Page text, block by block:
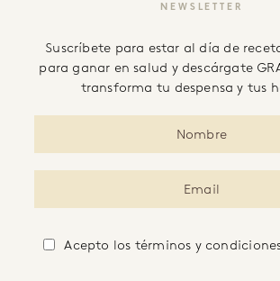
NEWSLETTER
Suscríbete para estar al día de recetas y consejos
para ganar en salud y descárgate
transforma tu despensa y tus
Acepto los términos y